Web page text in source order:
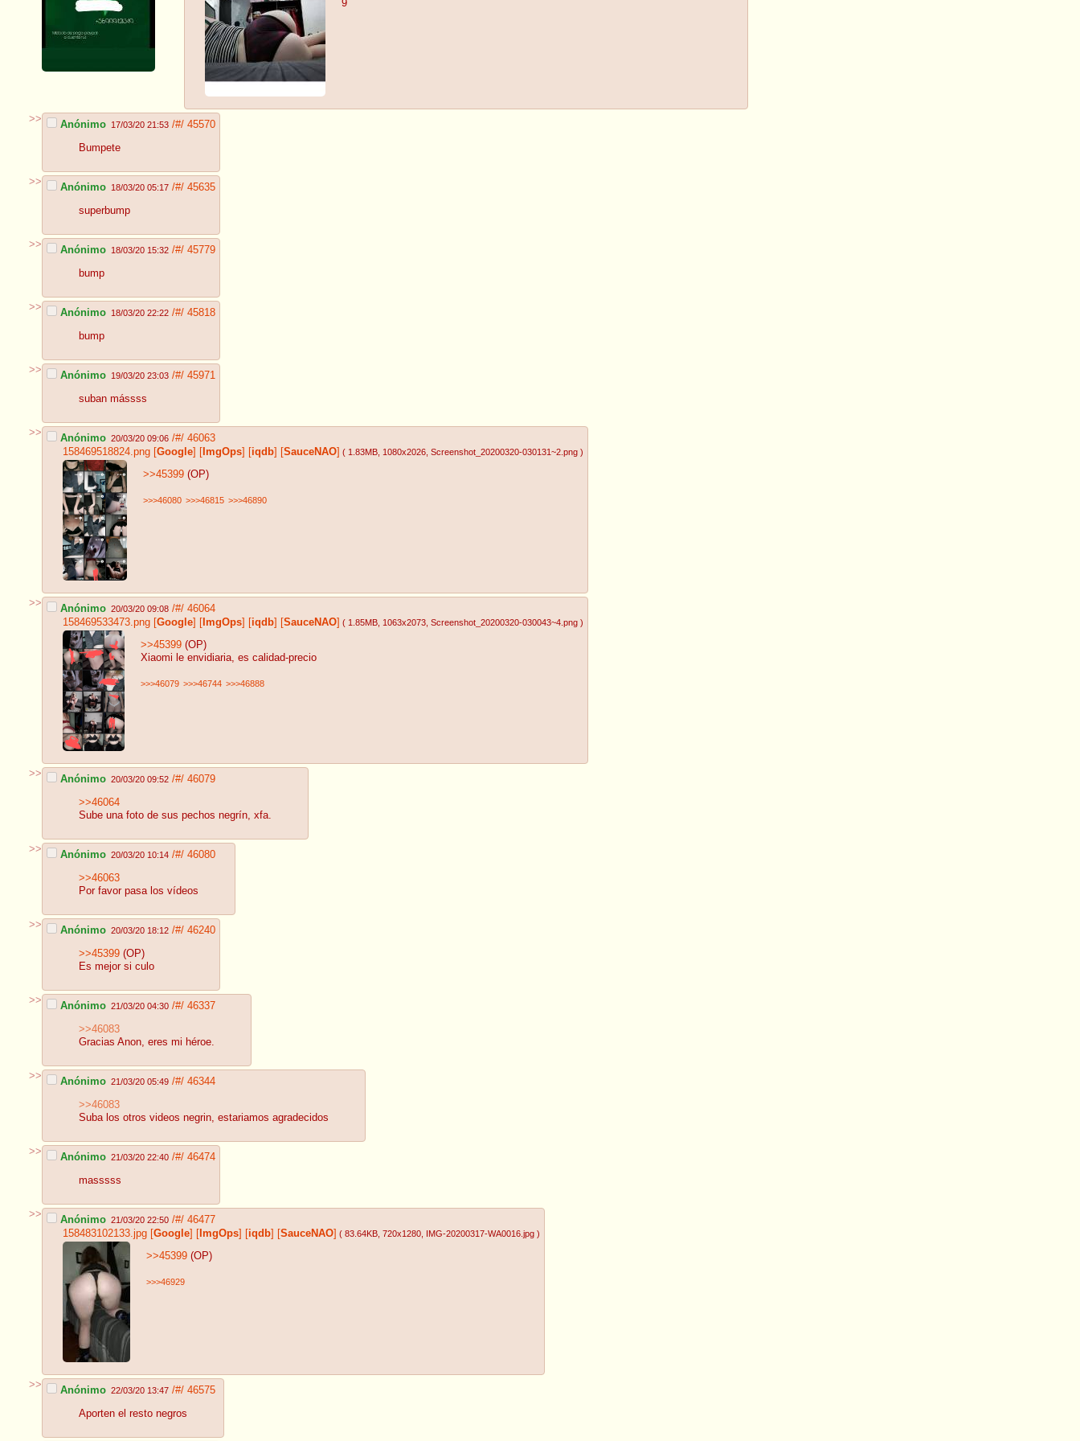
9
>> Anónimo 17/03/20 21:53 /#/ 45570
Bumpete
>> Anónimo 18/03/20 05:17 /#/ 45635
superbump
>> Anónimo 18/03/20 15:32 /#/ 45779
bump
>> Anónimo 18/03/20 22:22 /#/ 45818
bump
>> Anónimo 19/03/20 23:03 /#/ 45971
suban mássss
>> Anónimo 20/03/20 09:06 /#/ 46063
158469518824.png [Google] [ ImgOps] [iqdb] [SauceNAO] ( 1.83MB , 1080x2026 , Screenshot_20200320-030131~2.png )
>>45399 (OP)
>>>46080 >>>46815 >>>46890
>> Anónimo 20/03/20 09:08 /#/ 46064
158469533473.png [Google] [ ImgOps] [iqdb] [SauceNAO] ( 1.85MB , 1063x2073 , Screenshot_20200320-030043~4.png )
>>45399 (OP)
Xiaomi le envidiaria, es calidad-precio
>>>46079 >>>46744 >>>46888
>> Anónimo 20/03/20 09:52 /#/ 46079
>>46064
Sube una foto de sus pechos negrín, xfa.
>> Anónimo 20/03/20 10:14 /#/ 46080
>>46063
Por favor pasa los vídeos
>> Anónimo 20/03/20 18:12 /#/ 46240
>>45399 (OP)
Es mejor si culo
>> Anónimo 21/03/20 04:30 /#/ 46337
>>46083
Gracias Anon, eres mi héroe.
>> Anónimo 21/03/20 05:49 /#/ 46344
>>46083
Suba los otros videos negrin, estariamos agradecidos
>> Anónimo 21/03/20 22:40 /#/ 46474
masssss
>> Anónimo 21/03/20 22:50 /#/ 46477
158483102133.jpg [Google] [ ImgOps] [iqdb] [SauceNAO] ( 83.64KB , 720x1280 , IMG-20200317-WA0016.jpg )
>>45399 (OP)
>>>46929
>> Anónimo 22/03/20 13:47 /#/ 46575
Aporten el resto negros